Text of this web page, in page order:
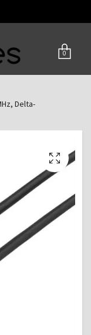
0
Delta-